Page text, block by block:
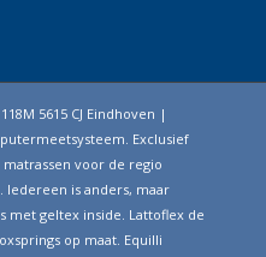
5615 CJ Eindhoven |
Exclusief
voor de regio
Iedereen is anders, maar
met geltex inside. Lattoflex de
op maat. Equilli